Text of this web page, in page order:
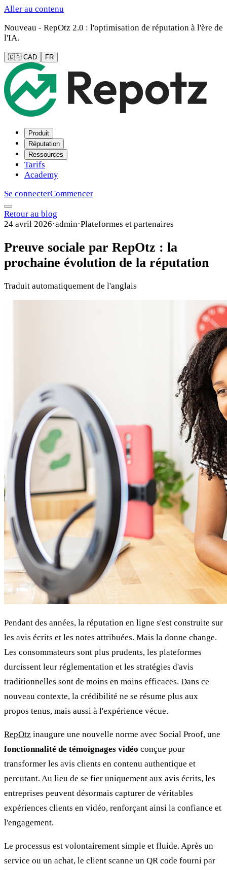
Aller au contenu
Nouveau - RepOtz 2.0 : l'optimisation de réputation à l'ère de
l'IA.
🇨🇦 CAD FR
Produit
Réputation
Ressources
Tarifs
Academy
Se connecterCommencer
Retour au blog
24 avril 2026·admin·Plateformes et partenaires
Preuve sociale par RepOtz : la
prochaine évolution de la réputation
Traduit automatiquement de l'anglais
Pendant des années, la réputation en ligne s'est construite sur
les avis écrits et les notes attribuées. Mais la donne change.
Les consommateurs sont plus prudents, les plateformes
durcissent leur réglementation et les stratégies d'avis
traditionnelles sont de moins en moins efficaces. Dans ce
nouveau contexte, la crédibilité ne se résume plus aux
propos tenus, mais aussi à l'expérience vécue.
RepOtz inaugure une nouvelle norme avec Social Proof, une
fonctionnalité de témoignages vidéo conçue pour
transformer les avis clients en contenu authentique et
percutant. Au lieu de se fier uniquement aux avis écrits, les
entreprises peuvent désormais capturer de véritables
expériences clients en vidéo, renforçant ainsi la confiance et
l'engagement.
Le processus est volontairement simple et fluide. Après un
service ou un achat, le client scanne un QR code fourni par